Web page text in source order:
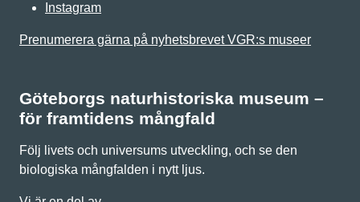
Instagram
Prenumerera gärna på nyhetsbrevet VGR:s museer
Göteborgs naturhistoriska museum –
för framtidens mångfald
Följ livets och universums utveckling, och se den
biologiska mångfalden i nytt ljus.